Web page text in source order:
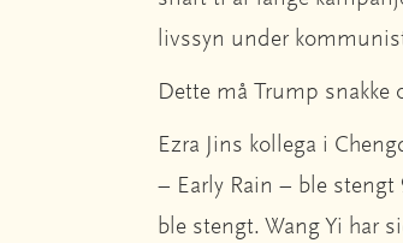
livssyn under
Dette må Trump snakke
Ezra Jins kollega i
– Early Rain – ble
ble stengt. Wang Yi har